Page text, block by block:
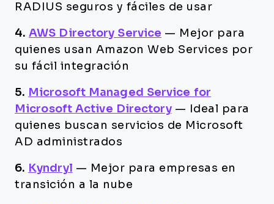
RADIUS seguros y fáciles de usar
4. AWS Directory Service — Mejor para
quienes usan Amazon Web Services por
su fácil integración
5. Microsoft Managed Service for
Microsoft Active Directory —
Ideal para
quienes buscan servicios de Microsoft
AD administrados
6. Kyndryl — Mejor para empresas en
transición a la nube